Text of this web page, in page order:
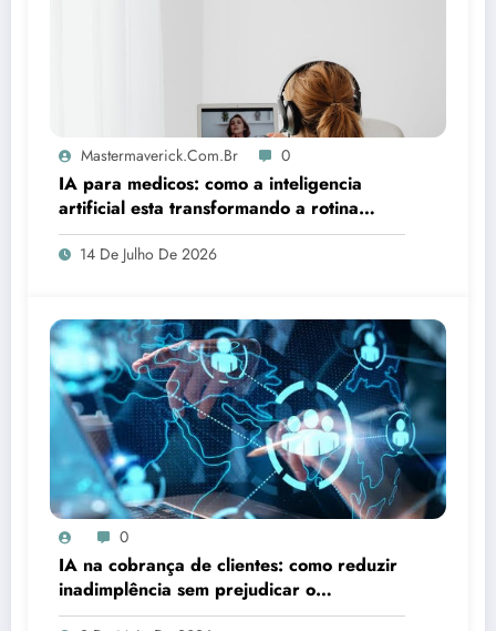
Mastermaverick.com.br 0
IA para medicos: como a inteligencia
artificial esta transformando a rotina
clinica
14 De Julho De 2026
0
IA na cobrança de clientes: como reduzir
inadimplência sem prejudicar o
relacionamento